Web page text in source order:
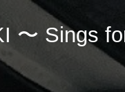
〜 Sings